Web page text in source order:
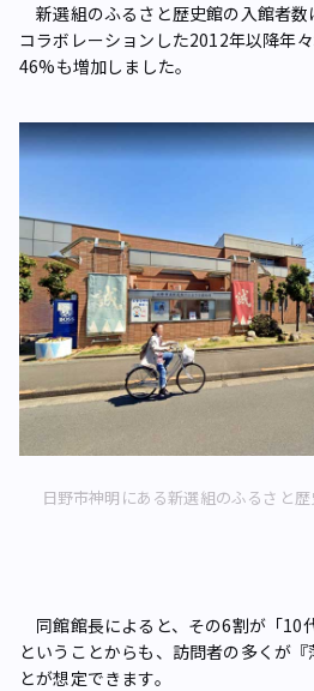
新選組のふるさと歴史館の入館者
コラボレーションした2012年以降年
46%も増加しました。
日野市神明にある新選組のふるさと歴
同館館長によると、その6割が「10
ということからも、訪問者の多くが
とが想定できます。